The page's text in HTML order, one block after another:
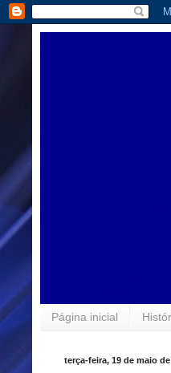
Página inicial
terça-feira, 19 de maio de